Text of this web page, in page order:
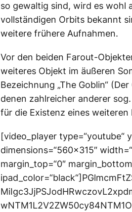
so gewaltig sind, wird es wohl
vollständigen Orbits bekannt
weitere frühere Aufnahmen.
Vor den beiden Farout-
weiteres Objekt im äußeren
Bezeichnung „The Goblin“
denen zahlreicher anderer
für die Existenz eines
[video_player type=“youtube“
dimensions=“560×315″
margin_top=“0″